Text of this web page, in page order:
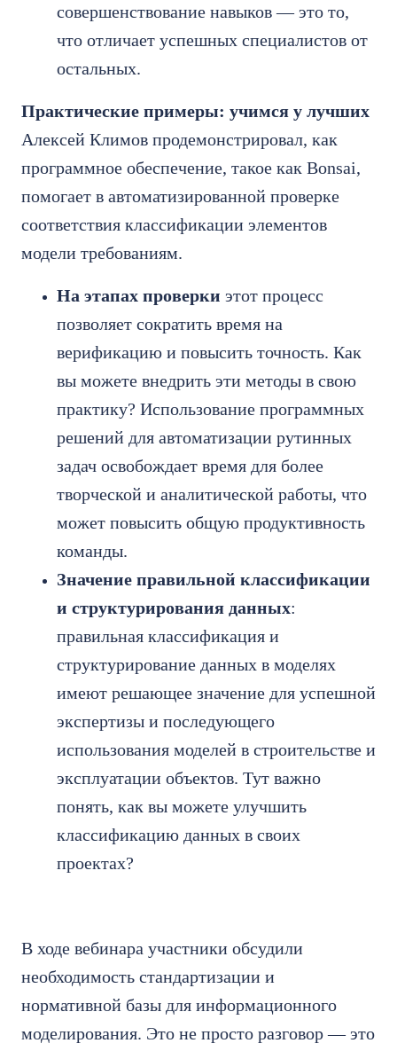
совершенствование навыков — это то,
что отличает успешных специалистов от
остальных.
Практические примеры: учимся у лучших
Алексей Климов продемонстрировал, как
программное обеспечение, такое как Bonsai,
помогает в автоматизированной проверке
соответствия классификации элементов
модели требованиям.
На этапах проверки этот процесс
позволяет сократить время на
верификацию и повысить точность. Как
вы можете внедрить эти методы в свою
практику? Использование программных
решений для автоматизации рутинных
задач освобождает время для более
творческой и аналитической работы, что
может повысить общую продуктивность
команды.
Значение правильной классификации
и структурирования данных:
правильная классификация и
структурирование данных в моделях
имеют решающее значение для успешной
экспертизы и последующего
использования моделей в строительстве и
эксплуатации объектов. Тут важно
понять, как вы можете улучшить
классификацию данных в своих
проектах?
В ходе вебинара участники обсудили
необходимость стандартизации и
нормативной базы для информационного
моделирования. Это не просто разговор — это